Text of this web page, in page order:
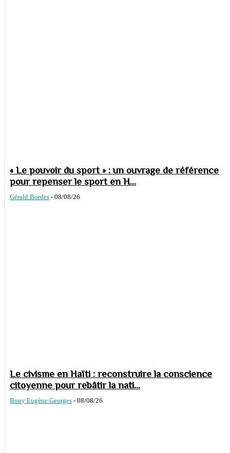
« Le pouvoir du sport » : un ouvrage de référence
pour repenser le sport en H...
Gérald Bordes - 08/08/26
Le civisme en Haïti : reconstruire la conscience
citoyenne pour rebâtir la nati...
Bony Eugène Georges - 08/08/26